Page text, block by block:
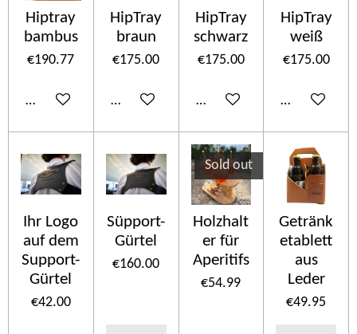
Hiptray
bambus
€190.77
Add to cart
HipTray
braun
€175.00
Add to cart
HipTray
schwarz
€175.00
Add to cart
HipTray
weiß
€175.00
Add to cart
Ihr Logo
auf dem
Support-
Gürtel
€42.00
Süpport-
Gürtel
€160.00
Sold out
Holzhalt
er für
Aperitifs
€54.99
Getränk
etablett
aus
Leder
€49.95